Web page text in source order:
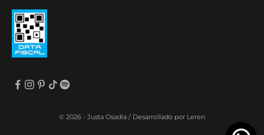
© 2026 - Justa Osadia / Desarrollado por Leren